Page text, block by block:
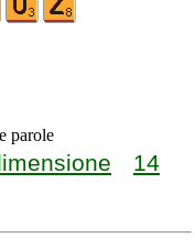
parole
14